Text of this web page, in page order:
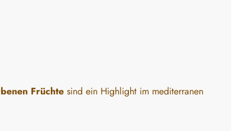
Früchte sind ein Highlight im mediterranen